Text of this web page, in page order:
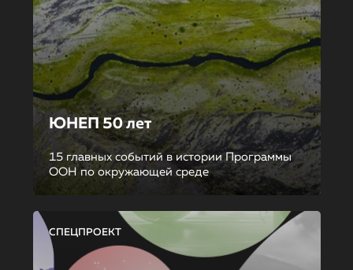
ЮНЕП 50 лет
15 главных событий в истории Программы
ООН по окружающей среде
СПЕЦПРОЕКТ